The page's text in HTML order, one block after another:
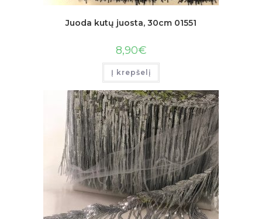
Juoda kutų juosta, 30cm 01551
8,90€
Į krepšelį